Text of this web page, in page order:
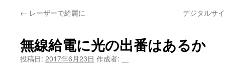
ン
へ
← レーザーで綺麗に デジタルサ
無線給電に光の出番はあるか
投稿日: 2017年6月23日 作成者: